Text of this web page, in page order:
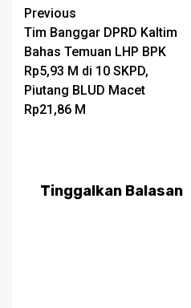
Post
navigation
Previous
Tim Banggar DPRD Kaltim
Bahas Temuan LHP BPK
Rp5,93 M di 10 SKPD,
Piutang BLUD Macet
Rp21,86 M
Tinggalkan Balasan